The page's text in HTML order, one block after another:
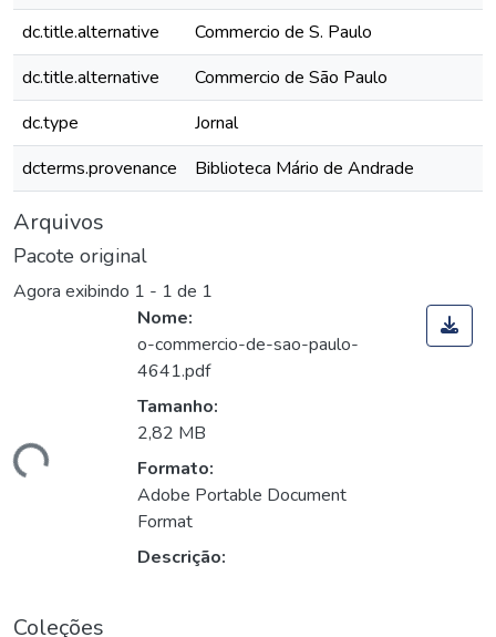
dc.title.alternative
Commercio de S. Paulo
dc.title.alternative
Commercio de São Paulo
dc.type
Jornal
dcterms.provenance
Biblioteca Mário de Andrade
Arquivos
Pacote original
Agora exibindo 1 - 1 de 1
Nome:
o-commercio-de-sao-paulo-
4641.pdf
Tamanho:
2,82 MB
Formato:
Adobe Portable Document
Format
Descrição:
Coleções